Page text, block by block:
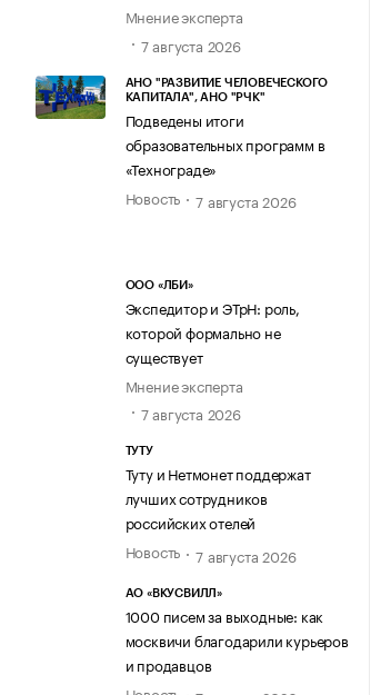
Мнение эксперта
7 августа 2026
АНО "РАЗВИТИЕ ЧЕЛОВЕЧЕСКОГО
КАПИТАЛА", АНО "РЧК"
Подведены итоги
образовательных программ в
«Технограде»
Новость
7 августа 2026
ООО «ЛБИ»
Экспедитор и ЭТрН: роль,
которой формально не
существует
Мнение эксперта
7 августа 2026
ТУТУ
Туту и Нетмонет поддержат
лучших сотрудников
российских отелей
Новость
7 августа 2026
АО «ВКУСВИЛЛ»
1000 писем за выходные: как
москвичи благодарили курьеров
и продавцов